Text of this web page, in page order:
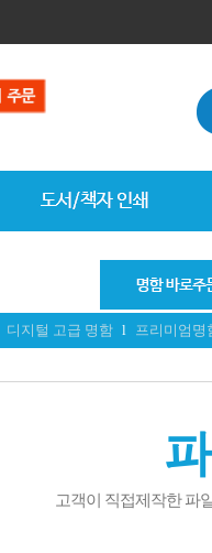
디지털 고급 명함 l 프리미엄명
고객이 직접제작한 파